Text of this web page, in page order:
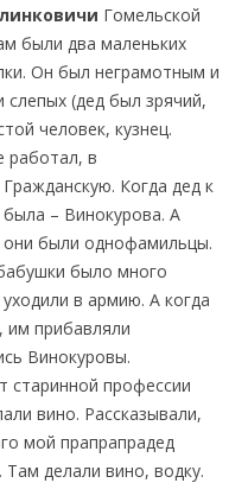
Гомельской
были два маленьких
Он был неграмотным и
(дед был зрячий,
человек, кузнец.
работал, в
Когда дед к
– Винокурова. А
были однофамильцы.
было много
в армию. А когда
им прибавляли
Винокуровы.
старинной профессии
вино. Рассказывали,
мой прапрапрадед
делали вино, водку.